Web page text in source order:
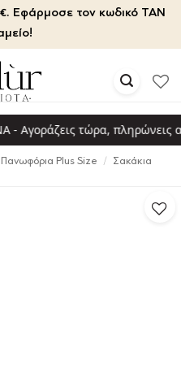
Εφάρμοσε τον κωδικό TAN
- Αγοράζεις τώρα, πληρώνεις
Πανωφόρια Plus Size / Σακάκια